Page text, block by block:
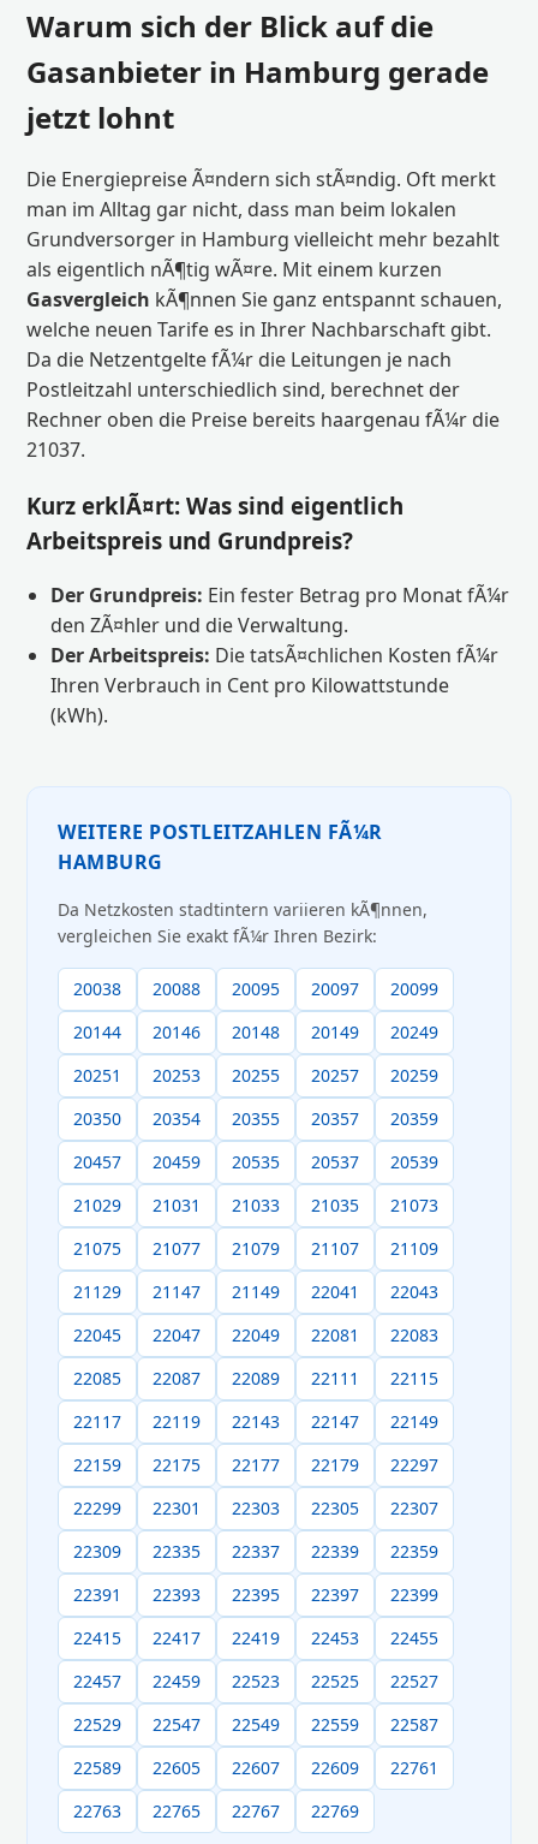
Warum sich der Blick auf die
Gasanbieter in Hamburg gerade
jetzt lohnt
Die Energiepreise Ã¤ndern sich stÃ¤ndig. Oft merkt
man im Alltag gar nicht, dass man beim lokalen
Grundversorger in Hamburg vielleicht mehr bezahlt
als eigentlich nÃ¶tig wÃ¤re. Mit einem kurzen
Gasvergleich kÃ¶nnen Sie ganz entspannt schauen,
welche neuen Tarife es in Ihrer Nachbarschaft gibt.
Da die Netzentgelte fÃ¼r die Leitungen je nach
Postleitzahl unterschiedlich sind, berechnet der
Rechner oben die Preise bereits haargenau fÃ¼r die
21037.
Kurz erklÃ¤rt: Was sind eigentlich
Arbeitspreis und Grundpreis?
Der Grundpreis: Ein fester Betrag pro Monat fÃ¼r
den ZÃ¤hler und die Verwaltung.
Der Arbeitspreis: Die tatsÃ¤chlichen Kosten fÃ¼r
Ihren Verbrauch in Cent pro Kilowattstunde
(kWh).
WEITERE POSTLEITZAHLEN FÃ¼R
HAMBURG
Da Netzkosten stadtintern variieren kÃ¶nnen,
vergleichen Sie exakt fÃ¼r Ihren Bezirk:
20038 20088 20095 20097
20099
20144
20146 20148 20149
20249
20251
20253 20255 20257
20259
20350
20354 20355 20357
20359
20457
20459 20535 20537
20539
21029
21031 21033 21035
21073
21075
21077 21079 21107
21109
21129
21147 21149 22041
22043
22045
22047 22049 22081
22083
22085
22087 22089 22111
22115
22117
22119 22143 22147
22149
22159
22175 22177 22179
22297
22299
22301 22303 22305
22307
22309
22335 22337 22339
22359
22391
22393 22395 22397
22399
22415
22417 22419 22453
22455
22457
22459 22523 22525
22527
22529
22547 22549 22559
22587
22589
22605 22607 22609
22761
22763
22765 22767 22769